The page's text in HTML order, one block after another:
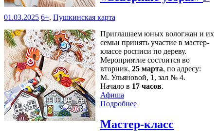
01.03.2025 6+, Пушкинская карта
Приглашаем юных вологжан и их
семьи принять участие в мастер-
классе росписи по дереву.
Мероприятие состоится во
вторник, 25 марта, по адресу:
М. Ульяновой, 1, зал № 4.
Начало в 17 часов.
Афиша
Подробнее
Мастер-класс